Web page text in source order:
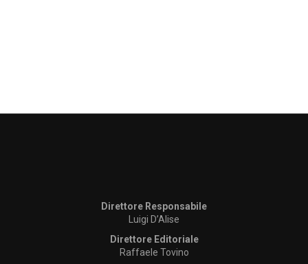
Direttore Responsabile
Luigi D’Alise
Direttore Editoriale
Raffaele Tovino